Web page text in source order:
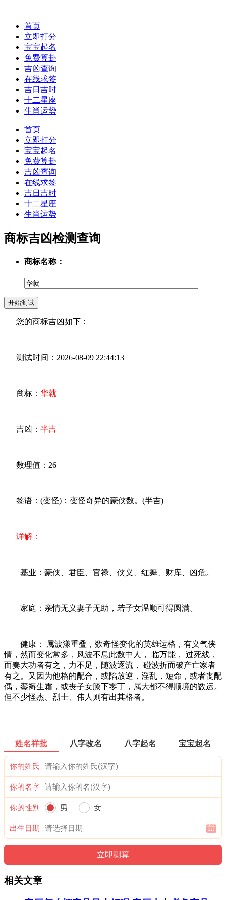
首页
立即打分
宝宝起名
免费算卦
吉凶查询
在线求签
吉日吉时
十二星座
生肖运势
首页
立即打分
宝宝起名
免费算卦
吉凶查询
在线求签
吉日吉时
十二星座
生肖运势
商标吉凶检测查询
商标名称：
您的商标吉凶如下：
测试时间：2026-08-09 22:44:13
商标： 华就
吉凶： 半吉
数理值：26
签语：(变怪)：变怪奇异的豪侠数。(半吉)
详解：
基业：豪侠、君臣、官禄、侠义、红舞、财库、凶危。
家庭：亲情无义妻子无助，若子女温顺可得圆满。
健康： 属波漾重叠，数奇怪变化的英雄运格，有义气侠
情，然而变化常多，风波不息此数中人， 临万能， 过死线，
而奏大功者有之，力不足，随波逐流， 碰波折而破产亡家者
有之。又因为他格的配合，或陷放逆，淫乱，短命，或者丧配
偶，銮褥生霜，或丧子女膝下零丁，属大都不得顺境的数运。
但不少怪杰、烈士、伟人则有出其格者。
姓名祥批 八字改名 八字起名 宝宝起名
你的姓氏
你的名字
你的性别 男 女
出生日期
相关文章